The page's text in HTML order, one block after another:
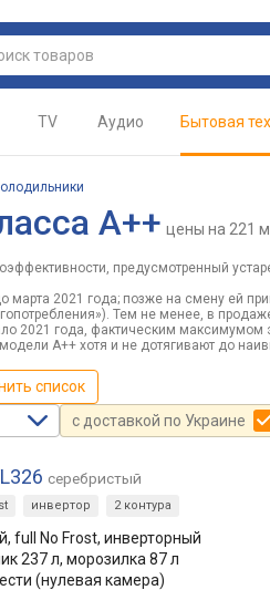
TV Аудио Бытовая
A++ цены на 221
предусмотренный
2021 года; позже на смену ей
Тем не менее, в
2021 года, фактическим максимумом
A++ хотя и не дотягивают до
список
с доставкой по Украине
серебристый
инвертор 2 контура
full No Frost, инверторный
237 л, морозилка 87 л
(нулевая камера)